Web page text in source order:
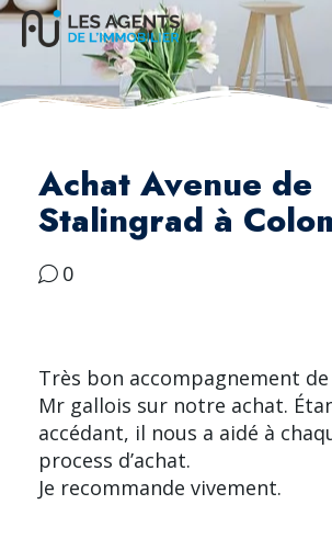
Achat Avenue de
Stalingrad à
0
Très bon accompagnement
Mr gallois sur notre achat.
accédant, il nous a aidé à
process d’achat.
Je recommande vivement.